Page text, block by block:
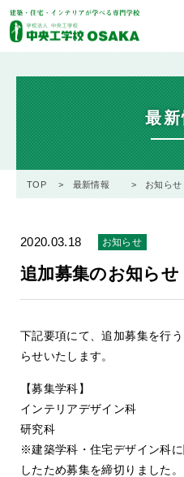
最新
TOP 最新情報 お知らせ
2020.03.18 お知らせ
追加募集のお知らせ
下記要項にて、追加募集を行
らせいたします。
【募集学科】
インテリアデザイン科
研究科
※建築学科・住宅デザイン科
したため募集を締切りました。